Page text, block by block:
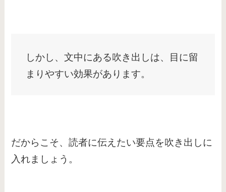
しかし、文中にある吹き出しは、目に留
まりやすい効果があります。
だからこそ、読者に伝えたい要点を吹き出しに
入れましょう。